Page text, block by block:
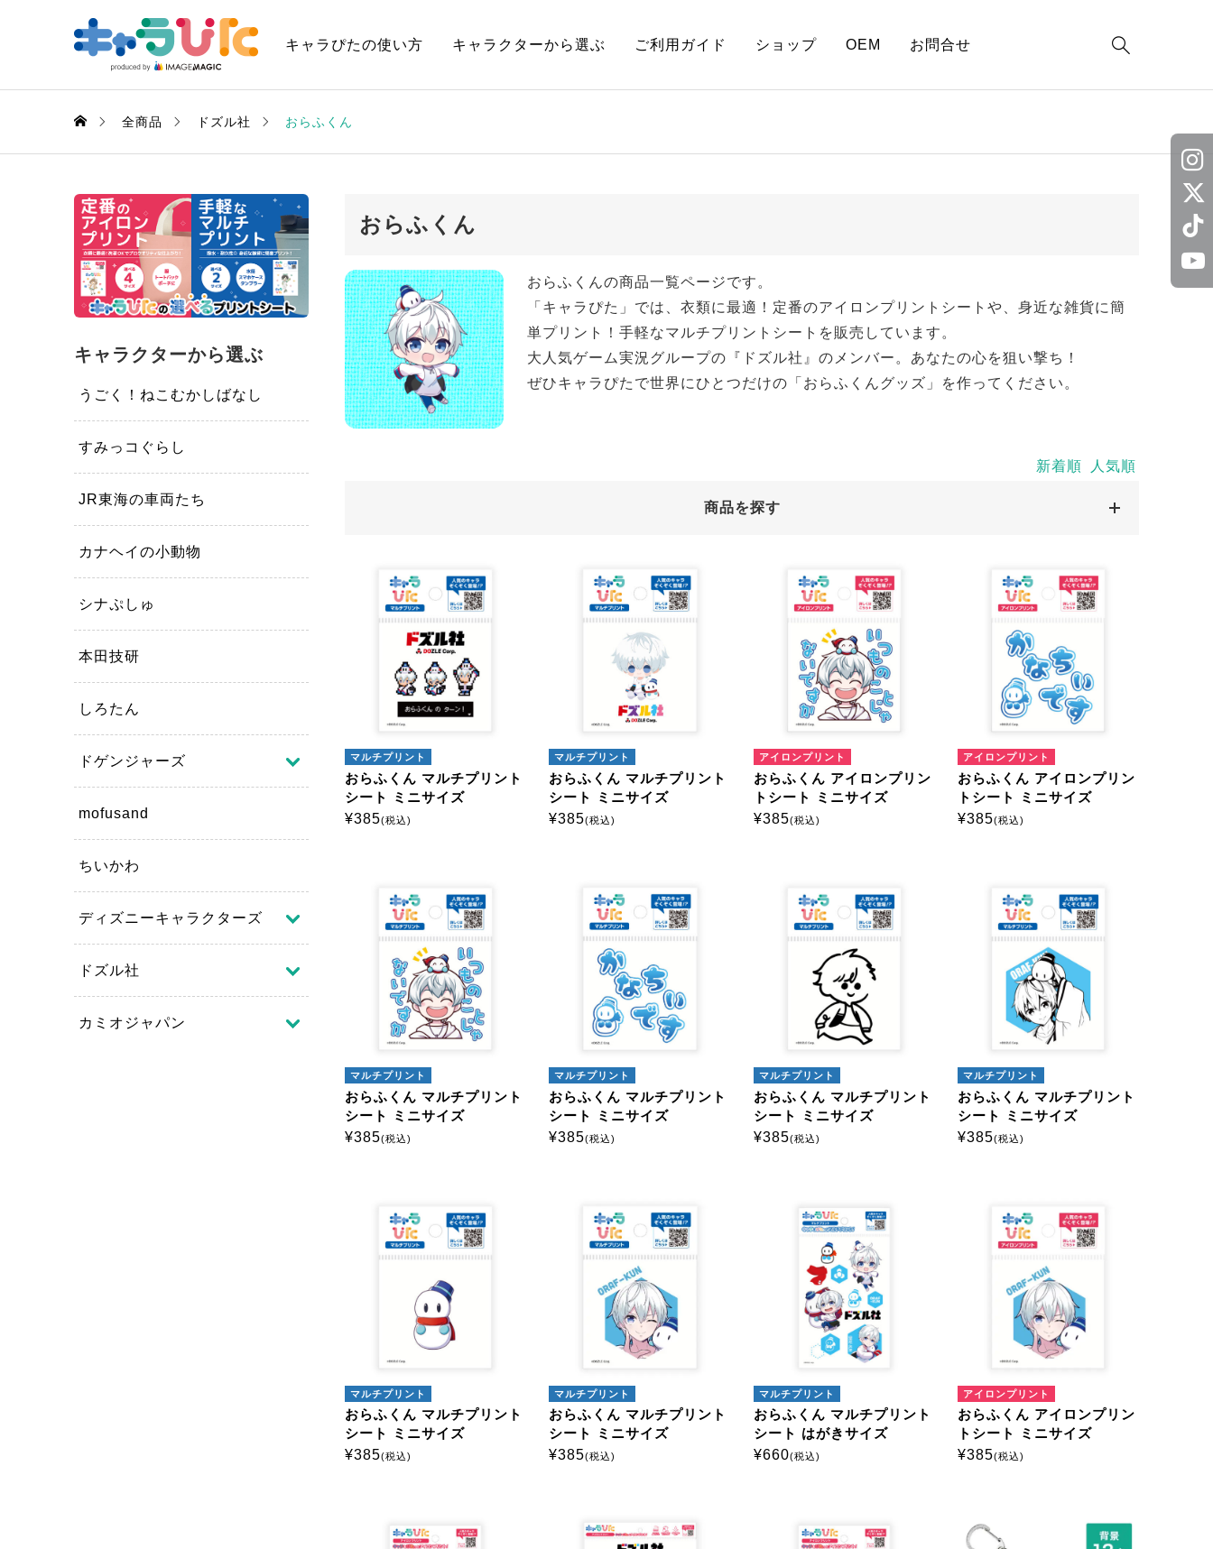
キャラぴたの使い方 キャラクターから選ぶ ご利用ガイド ショップ OEM お問合せ 
全商品 ドズル社 おらふくん
おらふくん
おらふくんの商品一覧ページです。
「キャラぴた」では、衣類に最適！定番のアイロンプリントシートや、身近な雑貨に簡
単プリント！手軽なマルチプリントシートを販売しています。
大人気ゲーム実況グループの『ドズル社』のメンバー。あなたの心を狙い撃ち！
ぜひキャラぴたで世界にひとつだけの「おらふくんグッズ」を作ってください。
新着順 人気順
商品を探す
おらふくん
商品絞込
アイロンプリントシート
マルチプリントシート カスタマイズ
マルチプリント
おらふくん マルチプリント
シート ミニサイズ
¥385(税込)
マルチプリント
おらふくん マルチプリント
シート ミニサイズ
¥385(税込)
アイロンプリント
おらふくん アイロンプリン
トシート ミニサイズ
¥385(税込)
アイロンプリント
おらふくん アイロンプリン
トシート ミニサイズ
¥385(税込)
マルチプリント
おらふくん マルチプリント
シート ミニサイズ
¥385(税込)
マルチプリント
おらふくん マルチプリント
シート ミニサイズ
¥385(税込)
マルチプリント
おらふくん マルチプリント
シート ミニサイズ
¥385(税込)
マルチプリント
おらふくん マルチプリント
シート ミニサイズ
¥385(税込)
マルチプリント
おらふくん マルチプリント
シート ミニサイズ
¥385(税込)
マルチプリント
おらふくん マルチプリント
シート ミニサイズ
¥385(税込)
マルチプリント
おらふくん マルチプリント
シート はがきサイズ
¥660(税込)
アイロンプリント
おらふくん アイロンプリン
トシート ミニサイズ
¥385(税込)
キャラクターから選ぶ
うごく！ねこむかしばなし
すみっコぐらし
JR東海の車両たち
カナヘイの小動物
シナぷしゅ
本田技研
しろたん
ドゲンジャーズ
mofusand
ちいかわ
ディズニーキャラクターズ
ドズル社
カミオジャパン